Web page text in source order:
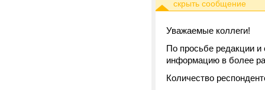
Уважаемые коллеги!
По просьбе редакции и
информацию в более
Количество